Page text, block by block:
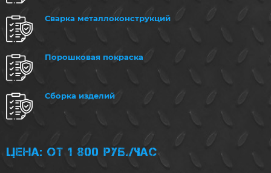
Сварка металлоконструкций
Порошковая покраска
Сборка изделий
Цена: от 1 800 руб./час